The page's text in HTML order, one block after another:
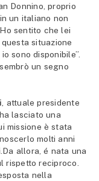
Donnino, proprio
un italiano non
sentito che lei
situazione
sono disponibile”.
un segno
, attuale presidente
lasciato una
missione è stata
molti anni
allora, é nata una
rispetto reciproco.
nella